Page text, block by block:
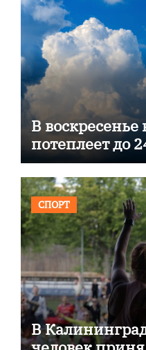
В
потеплеет до
СПОРТ
В